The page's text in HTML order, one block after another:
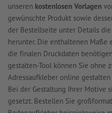
unseren kostenlosen Vorlagen
gewünschte Produkt sowie
der Bestellseite unter Details
herunter. Die enthaltenen Maße
die finalen Druckdaten
gestalten-Tool können Sie ohne
Adressaufkleber online
Bei der Gestaltung Ihrer Motive
gesetzt. Bestellen Sie